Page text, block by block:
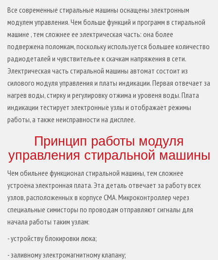
Все современные стиральные машины оснащены электронным
модулем управления. Чем больше функций и программ в стиральной
машине , тем сложнее ее электрическая часть: она более
подвержена поломкам, поскольку используется большее количество
радиодеталей и чувствительее к скачкам напряжения в сети.
Электрическая часть стиральной машины автомат состоит из
силового модуля управления и платы индикации. Первая отвечает за
нагрев воды, стирку и регулировкуотжима и уровеня воды. Плата
индикации тестирует электронные узлы и отображает режимы
работы, а также неисправности на дисплее.
Принцип работы модуля
управления стиральной машины
Чем обильнее функционал стиральной машины, тем сложнее
устроена электронная плата. Эта деталь отвечает за работу всех
узлов, расположенных в корпусе СМА. Микроконтроллер через
специальные симисторы по проводам отправляют сигналы для
начала работы таким узлам:
- устройству блокировки люка;
- заливному электромагнитному клапану;